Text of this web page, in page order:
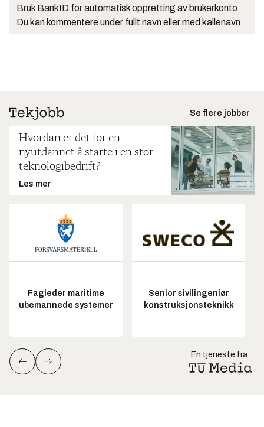
Bruk BankID for automatisk oppretting av brukerkonto.
Du kan kommentere under fullt navn eller med kallenavn.
Se flere jobber
Hvordan er det for en
nyutdannet å starte i en stor
teknologibedrift?
Les mer
Fagleder maritime
ubemannede systemer
Senior sivilingeniør
konstruksjonsteknikk
En tjeneste fra